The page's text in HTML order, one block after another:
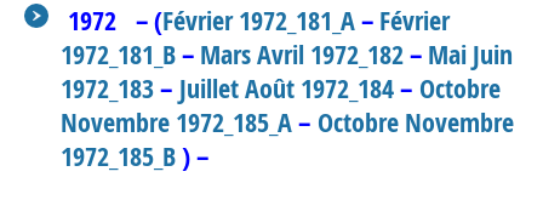
1972 – (Février 1972_181_A– Février
1972_181_B– Mars Avril 1972_182– Mai Juin
1972_183– Juillet Août 1972_184– Octobre
Novembre 1972_185_A– Octobre Novembre
1972_185_B) –